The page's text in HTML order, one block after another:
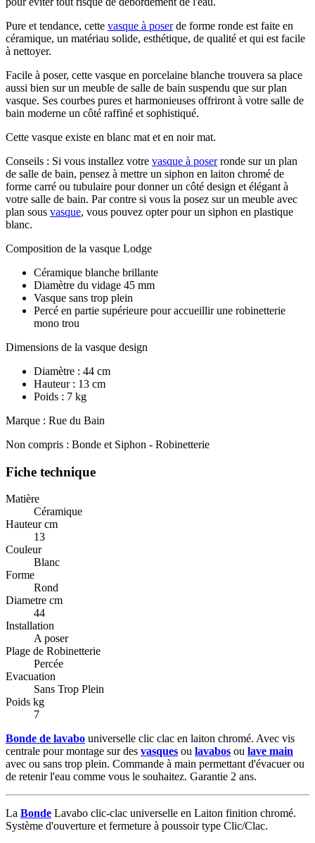
Pure et tendance, cette vasque à poserde forme ronde est faite en
céramique, un matériau solide, esthétique, de qualité et qui est facile
à nettoyer.
Facile à poser, cette vasque en porcelaine blanche trouvera sa place
aussi bien sur un meuble de salle de bain suspendu que sur plan
vasque. Ses courbes pures et harmonieuses offriront à votre salle de
bain moderne un côté raffiné et sophistiqué.
Cette vasque existe en blanc mat et en noir mat.
Conseils : Si vous installez votre vasque à poserronde sur un plan
de salle de bain, pensez à mettre un siphon en laiton chromé de
forme carré ou tubulaire pour donner un côté design et élégant à
votre salle de bain. Par contre si vous la posez sur un meuble avec
plan sous vasque, vous pouvez opter pour un siphon en plastique
blanc.
Composition de la vasque Lodge
Céramique blanche brillante
Diamètre du vidage 45 mm
Vasque sans trop plein
Percé en partie supérieure pour accueillir une robinetterie
mono trou
Dimensions de la vasque design
Diamètre : 44 cm
Hauteur : 13 cm
Poids : 7 kg
Marque : Rue du Bain
Non compris : Bonde et Siphon - Robinetterie
Fiche technique
Matière
Céramique
Hauteur cm
13
Couleur
Blanc
Forme
Rond
Diametre cm
44
Installation
A poser
Plage de Robinetterie
Percée
Evacuation
Sans Trop Plein
Poids kg
7
Bonde de lavabo universelle clic clac en laiton chromé. Avec vis
centrale pour montage sur des vasques ou lavabos ou lave main
avec ou sans trop plein. Commande à main permettant d'évacuer ou
de retenir l'eau comme vous le souhaitez. Garantie 2 ans.
La Bonde Lavabo clic-clac universelle en Laiton finition chromé.
Système d'ouverture et fermeture à poussoir type Clic/Clac.